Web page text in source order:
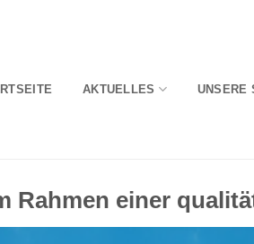
AKTUELLES UNSERE
Rahmen einer